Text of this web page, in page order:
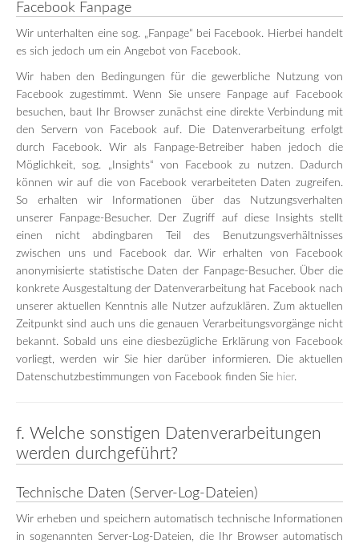
Facebook Fanpage
Wir unterhalten eine sog. „Fanpage“ bei Facebook. Hierbei handelt
es sich jedoch um ein Angebot von Facebook.
Wir haben den Bedingungen für die gewerbliche Nutzung von
Facebook zugestimmt. Wenn Sie unsere Fanpage auf Facebook
besuchen, baut Ihr Browser zunächst eine direkte Verbindung mit
den Servern von Facebook auf. Die Datenverarbeitung erfolgt
durch Facebook. Wir als Fanpage-Betreiber haben jedoch die
Möglichkeit, sog. „Insights“ von Facebook zu nutzen. Dadurch
können wir auf die von Facebook verarbeiteten Daten zugreifen.
So erhalten wir Informationen über das Nutzungsverhalten
unserer Fanpage-Besucher. Der Zugriff auf diese Insights stellt
einen nicht abdingbaren Teil des Benutzungsverhältnisses
zwischen uns und Facebook dar. Wir erhalten von Facebook
anonymisierte statistische Daten der Fanpage-Besucher. Über die
konkrete Ausgestaltung der Datenverarbeitung hat Facebook nach
unserer aktuellen Kenntnis alle Nutzer aufzuklären. Zum aktuellen
Zeitpunkt sind auch uns die genauen Verarbeitungsvorgänge nicht
bekannt. Sobald uns eine diesbezügliche Erklärung von Facebook
vorliegt, werden wir Sie hier darüber informieren. Die aktuellen
Datenschutzbestimmungen von Facebook finden Sie hier.
f. Welche sonstigen Datenverarbeitungen
werden durchgeführt?
Technische Daten (Server-Log-Dateien)
Wir erheben und speichern automatisch technische Informationen
in sogenannten Server-Log-Dateien, die Ihr Browser automatisch